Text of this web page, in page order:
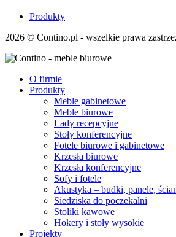
Produkty
2026 © Contino.pl - wszelkie prawa
O firmie
Produkty
Meble gabinetowe
Meble biurowe
Lady recepcyjne
Stoły konferencyjne
Fotele biurowe i gabinetowe
Krzesła biurowe
Krzesła konferencyjne
Sofy i fotele
Akustyka – budki, panele,
Siedziska do poczekalni
Stoliki kawowe
Hokery i stoły wysokie
Projekty